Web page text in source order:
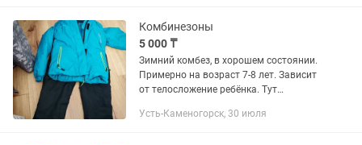
Комбинезоны
5 000 ₸
Зимний комбез, в хорошем состоянии.
Примерно на возраст 7-8 лет. Зависит
от телосложение ребёнка. Тут
Усть-Каменогорск, 30 июля